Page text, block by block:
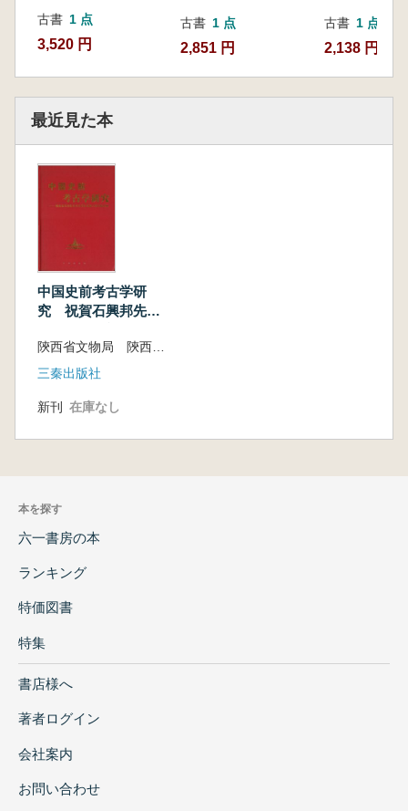
古書 1 点
3,520 円
古書 1 点
2,851 円
古書 1 点
2,138 円
最近見た本
中国史前考古学研
究 祝賀石興邦先生
誕文集
三秦出版社
新刊 在庫なし
本を探す
六一書房の本
ランキング
特価図書
特集
書店様へ
著者ログイン
会社案内
お問い合わせ